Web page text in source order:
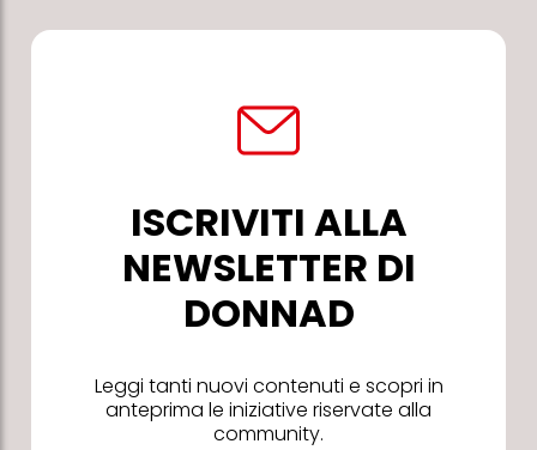
ISCRIVITI ALLA
NEWSLETTER DI
DONNAD
Leggi tanti nuovi contenuti e scopri in
anteprima le iniziative riservate alla
community.